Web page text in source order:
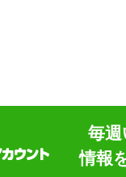
毎週
情報